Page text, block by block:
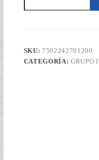
Tabletas
SKU: 7502242701200
CATEGORÍA: GRUPO